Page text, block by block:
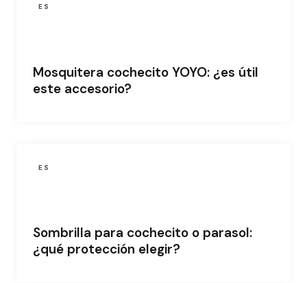
ES
Mosquitera cochecito YOYO: ¿es útil
este accesorio?
ES
Sombrilla para cochecito o parasol:
¿qué protección elegir?